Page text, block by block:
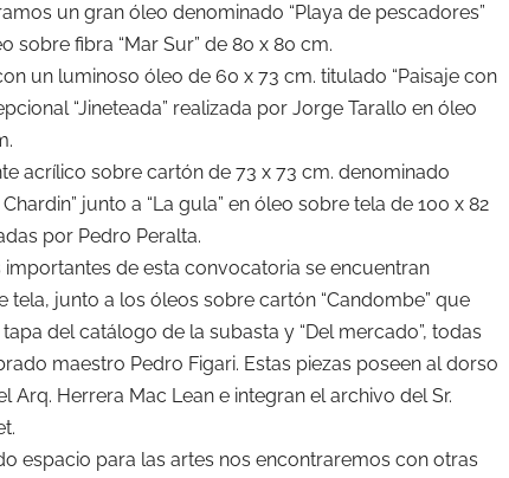
un gran óleo denominado “Playa de pescadores”
sobre fibra “Mar Sur” de 80 x 80 cm.
un luminoso óleo de 60 x 73 cm. titulado “Paisaje con
“Jineteada” realizada por Jorge Tarallo en óleo
acrílico sobre cartón de 73 x 73 cm. denominado
junto a “La gula” en óleo sobre tela de 100 x 82
por Pedro Peralta.
importantes de esta convocatoria se encuentran
tela, junto a los óleos sobre cartón “Candombe” que
del catálogo de la subasta y “Del mercado”, todas
maestro Pedro Figari. Estas piezas poseen al dorso
Arq. Herrera Mac Lean e integran el archivo del Sr.
espacio para las artes nos encontraremos con otras